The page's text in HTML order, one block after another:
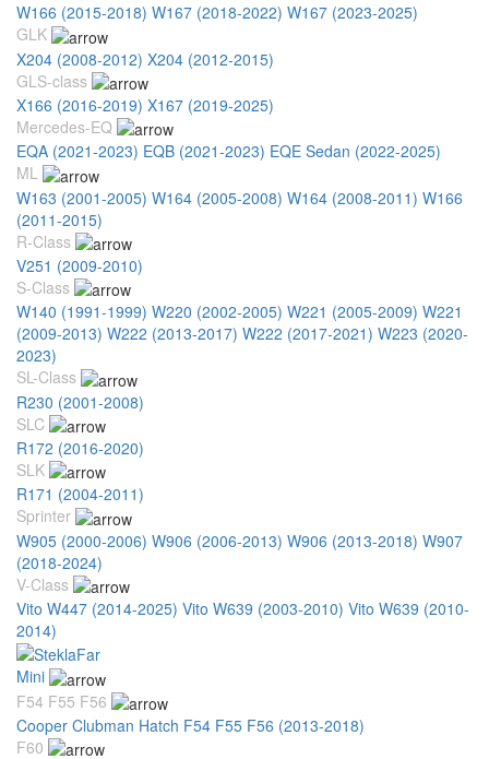
W166 (2015-2018) W167 (2018-2022) W167 (2023-2025)
GLK
X204 (2008-2012) X204 (2012-2015)
GLS-class
X166 (2016-2019) X167 (2019-2025)
Mercedes-EQ
EQA (2021-2023) EQB (2021-2023) EQE Sedan (2022-2025)
ML
W163 (2001-2005) W164 (2005-2008) W164 (2008-2011) W166
(2011-2015)
R-Class
V251 (2009-2010)
S-Class
W140 (1991-1999) W220 (2002-2005) W221 (2005-2009) W221
(2009-2013) W222 (2013-2017) W222 (2017-2021) W223 (2020-
2023)
SL-Class
R230 (2001-2008)
SLC
R172 (2016-2020)
SLK
R171 (2004-2011)
Sprinter
W905 (2000-2006) W906 (2006-2013) W906 (2013-2018) W907
(2018-2024)
V-Class
Vito W447 (2014-2025) Vito W639 (2003-2010) Vito W639 (2010-
2014)
Mini
F54 F55 F56
Cooper Clubman Hatch F54 F55 F56 (2013-2018)
F60